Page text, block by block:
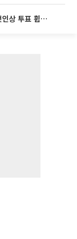
‘나솔사계’ 국화, 결별 후 재등장⋯첫인상 투표 휩쓸고 ‘인기녀’ 등극